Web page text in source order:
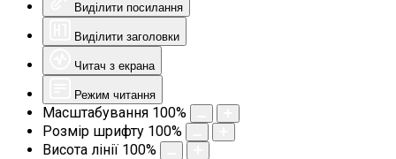
Виділити посилання
Виділити заголовки
Читач з екрана
Режим читання
Масштабування 100%
Розмір шрифту 100%
Висота лінії 100%